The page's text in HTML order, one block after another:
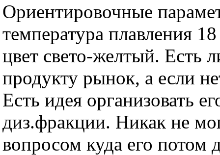
Ориентировочные
температура плавления
цвет свето-желтый. Есть
продукту рынок, а если
Есть идея организовать
диз.фракции. Никак не
вопросом куда его потом